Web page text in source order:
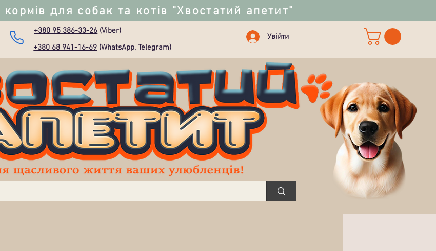
для собак та котів "Хвостатий апетит"
+380 95 386-33-26 (Viber)
+380 68 941-16-69 (WhatsApp, Telegram)
Увійти